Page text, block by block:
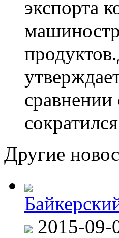
экспорта
Другие
2015-09-